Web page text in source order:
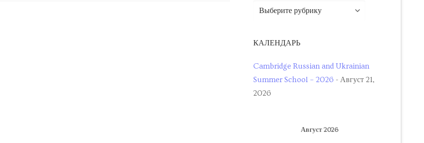
КАЛЕНДАРЬ
Cambridge Russian and Ukrainian
Summer School – 2026 - Август 21,
2026
Август 2026